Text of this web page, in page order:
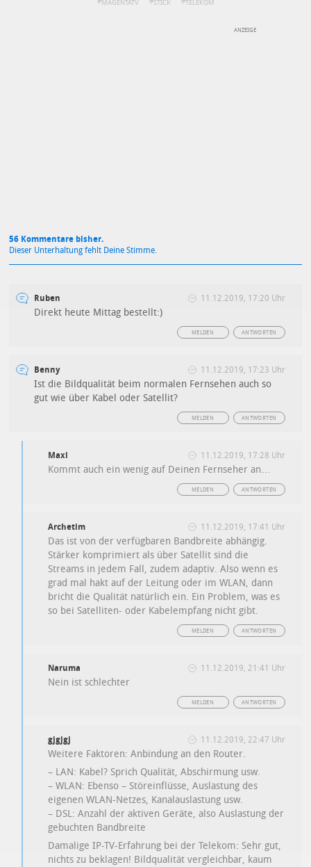
MAGENTATV STICK TELEKOM
56 Kommentare bisher.
Dieser Unterhaltung fehlt Deine Stimme.
Ruben 11.12.2019, 17:20 Uhr
Direkt heute Mittag bestellt:)
ANTWORTEN
MELDEN
Benny 11.12.2019, 17:23 Uhr
Ist die Bildqualität beim normalen Fernsehen auch so
gut wie über Kabel oder Satellit?
ANTWORTEN
MELDEN
Maxi 11.12.2019, 17:28 Uhr
Kommt auch ein wenig auf Deinen Fernseher an…
ANTWORTEN
MELDEN
Archetim 11.12.2019, 17:41 Uhr
Das ist von der verfügbaren Bandbreite abhängig.
Stärker komprimiert als über Satellit sind die
Streams in jedem Fall, zudem adaptiv. Also wenn es
grad mal hakt auf der Leitung oder im WLAN, dann
bricht die Qualität natürlich ein. Ein Problem, was es
so bei Satelliten- oder Kabelempfang nicht gibt.
ANTWORTEN
MELDEN
Naruma 11.12.2019, 21:41 Uhr
Nein ist schlechter
ANTWORTEN
MELDEN
gjgjgj 11.12.2019, 22:47 Uhr
Weitere Faktoren: Anbindung an den Router.
– LAN: Kabel? Sprich Qualität, Abschirmung usw.
– WLAN: Ebenso – Störeinflüsse, Auslastung des
eigenen WLAN-Netzes, Kanalauslastung usw.
– DSL: Anzahl der aktiven Geräte, also Auslastung der
gebuchten Bandbreite
Damalige IP-TV-Erfahrung bei der Telekom: Sehr gut,
nichts zu beklagen! Bildqualität vergleichbar, kaum